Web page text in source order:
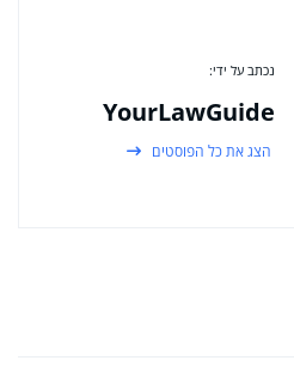
נכתב על ידי:
YourLawGuide
הצג את כל הפוסטים